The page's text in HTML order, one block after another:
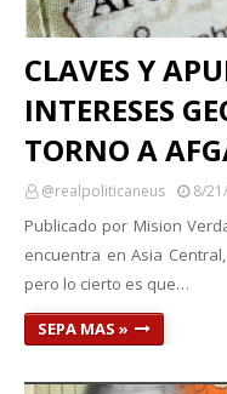
CLAVES Y
INTERESES
TORNO A
@realpoliticaneus 8/
Publicado por Mision
encuentra en Asia
pero lo cierto es que…
SEPA MAS »